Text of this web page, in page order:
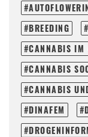
BREEDING
CANNABIS IM
CANNABIS
CANNABIS
DINAFEM